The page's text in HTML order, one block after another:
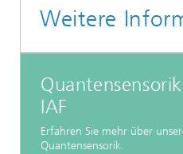
Weitere
IAF
Erfahren Sie mehr über
Quantensensorik.